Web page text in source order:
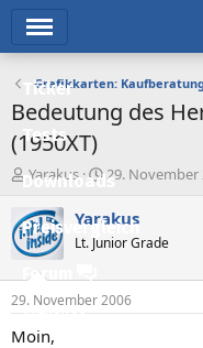
Ticker
Tests
Downloads
Preisvergleich
Forum
Aktuelles
Grafikkarten: Kaufberatung
Bedeutung des
(1950XT)
E
r
s
t
e
e
r
Yarakus
E
r
s
e
l
t
29. November
Yarakus
Lt. Junior Grade
29. November 2006
Moin,